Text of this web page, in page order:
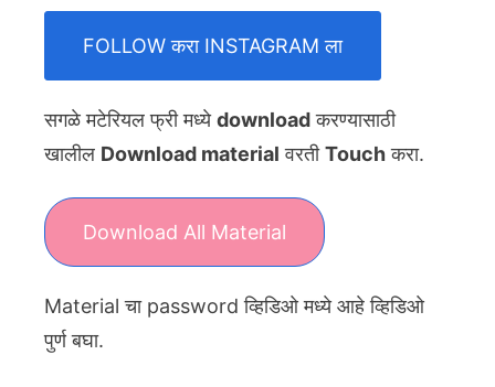
FOLLOW करा INSTAGRAM ला
सगळे मटेरियल फ्री मध्येdownloadकरण्यासाठी
खालील Download material वरतीTouchकरा.
Download All Material
Material चा password व्हिडिओ मध्ये आहे व्हिडिओ
पुर्ण बघा.